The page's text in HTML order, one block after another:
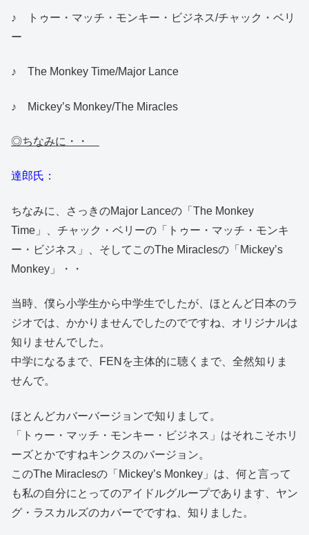
♪ トゥー・マッチ・モンキー・ビジネス/チャック・ベリ
ー
♪ The Monkey Time/Major Lance
♪ Mickey’s Monkey/The Miracles
◎ちなみに・・
達郎氏：
ちなみに、さっきのMajor Lanceの「The Monkey
Time」、チャック・ベリーの「トゥー・マッチ・モンキ
ー・ビジネス」、そしてこのThe Miraclesの「Mickey’s
Monkey」・・
当時、僕ら小学生から中学生でしたが、ほとんど日本のラ
ジオでは、かかりませんでしたのでですね、オリジナルは
知りませんでした。
中学になるまで、FENを主体的に聴くまで、全然知りま
せんで。
ほとんどカバーバージョンで知りまして。
「トゥー・マッチ・モンキー・ビジネス」はそれこそホリ
ーズとかですねキンクスのバージョン。
このThe Miraclesの「Mickey’s Monkey」は、何と言って
も私の自分にとってのアイドルグループであります、ヤン
グ・ラスカルズのカバーでですね、知りました。